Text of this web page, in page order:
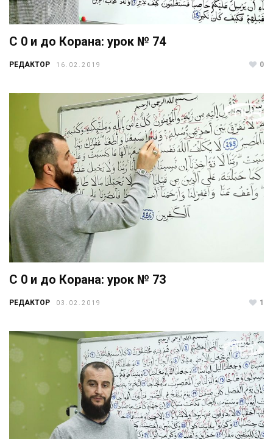
С 0 и до Корана: урок № 74
РЕДАКТОР 16.02.2019 0
С 0 и до Корана: урок № 73
РЕДАКТОР 03.02.2019 1